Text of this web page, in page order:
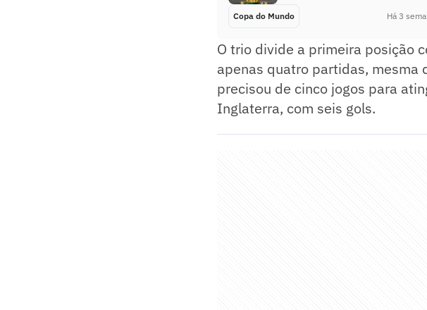
Copa do Mundo Há 3
O trio divide a primeira posição
apenas quatro partidas, mesma
precisou de cinco jogos para
Inglaterra, com seis gols.